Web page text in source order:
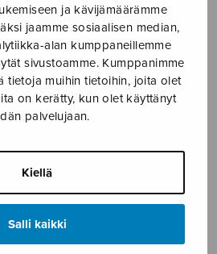
ja kävijämäärämme
jaamme sosiaalisen median,
alan kumppaneillemme
sivustoamme. Kumppanimme
tietoja muihin tietoihin, joita olet
on kerätty, kun olet käyttänyt
palvelujaan.
Kiellä
Salli kaikkimukaan